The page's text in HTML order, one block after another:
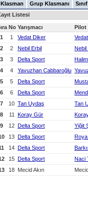
Grup Klasmanı
Listesi
No Yarışmacı
Pilot
1
1 Vedat Diker
2
2 Nebil Erbil
Nebil
3
3 Delta Sport
4
4 Yavuzhan Cabbaroğlu
5
5 Delta Sport
6
6 Delta Sport
7
10 Tan Uydaş
Tan
8
11 Koray Gür
9
12 Delta Sport
Yiğit
13 Delta Sport
Roya
14 Delta Sport
15 Delta Sport
Naci
18 Mecid Akın